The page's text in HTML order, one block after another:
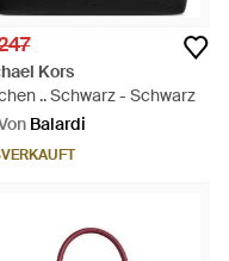
Kors
.. Schwarz - Schwarz
Balardi